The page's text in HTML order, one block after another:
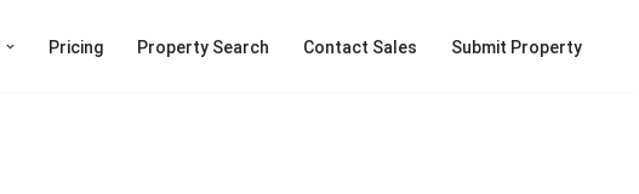
Pricing Property Search Contact Sales Submit Property